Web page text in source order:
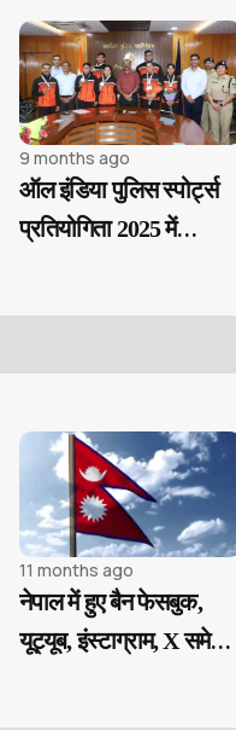
9 months ago
ऑल इंडिया पुलिस स्पोर्ट्स
प्रतियोगिता 2025 में
11 months ago
नेपाल में हुए बैन फेसबुक,
यूट्यूब, इंस्टाग्राम, X समेत